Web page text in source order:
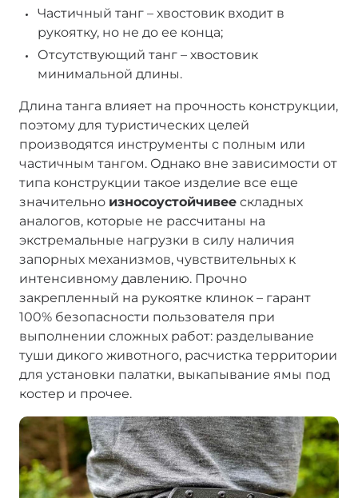
Частичный танг – хвостовик входит в
рукоятку, но не до ее конца;
Отсутствующий танг – хвостовик
минимальной длины.
Длина танга влияет на прочность конструкции,
поэтому для туристических целей
производятся инструменты с полным или
частичным тангом. Однако вне зависимости от
типа конструкции такое изделие все еще
значительно износоустойчивее складных
аналогов, которые не рассчитаны на
экстремальные нагрузки в силу наличия
запорных механизмов, чувствительных к
интенсивному давлению. Прочно
закрепленный на рукоятке клинок – гарант
100% безопасности пользователя при
выполнении сложных работ: разделывание
туши дикого животного, расчистка территории
для установки палатки, выкапывание ямы под
костер и прочее.